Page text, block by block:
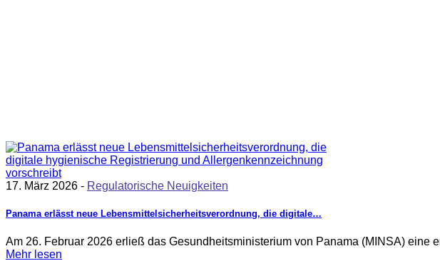
17. März 2026 - Regulatorische Neuigkeiten
Panama erlässt neue Lebensmittelsicherheitsverordnung, die digitale…
Am 26. Februar 2026 erließ das Gesundheitsministerium von Panama (MINSA)
Mehr lesen